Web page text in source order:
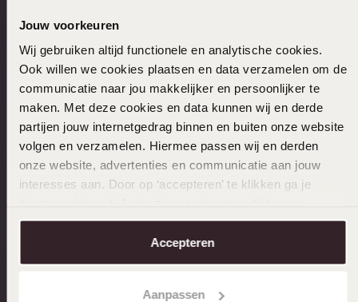
Jouw voorkeuren
Wij gebruiken altijd functionele en analytische cookies.
Ook willen we cookies plaatsen en data verzamelen om de
communicatie naar jou makkelijker en persoonlijker te
maken. Met deze cookies en data kunnen wij en derde
partijen jouw internetgedrag binnen en buiten onze website
volgen en verzamelen. Hiermee passen wij en derden
onze website, advertenties en communicatie aan jouw
interesses aan. Door op ‘accepteren’ te klikken ga je
aanpassen. Lees er meer over in onscookiebeleid.
Accepteren
Aanpassen